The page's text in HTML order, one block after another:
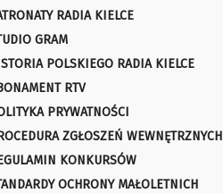
RADIA KIELCE
GRAM
POLSKIEGO RADIA KIELCE
RTV
PRYWATNOŚCI
ZGŁOSZEŃ WEWNĘTRZNYCH
KONKURSÓW
OCHRONY MAŁOLETNICH